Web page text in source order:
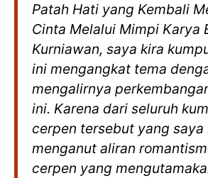
Patah Hati yang Kembali
Cinta Melalui Mimpi Karya
Kurniawan, saya kira
ini mengangkat tema
mengalirnya
ini. Karena dari seluruh
cerpen tersebut yang saya
menganut aliran
cerpen yang